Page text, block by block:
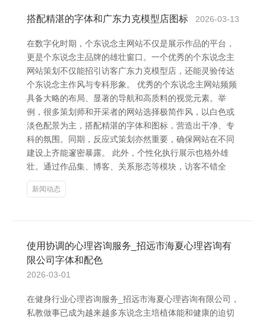
搭配精湛的字体和广东力克模型店图标 2026-03-13
在数字化时期，个东说念主网站不仅是展示作品的平台，
更是个东说念主品牌的雄壮窗口。一个优秀的个东说念主
网站策划不仅能招引访客广东力克模型店，还能灵验传达
个东说念主作风与专科形象。 优秀的个东说念主网站频频
具备大略的布局、显著的导航和高质料的视觉元素。举
例，很多策划师和开采者的网站选择极简作风，以白色或
淡色配景为主，搭配精湛的字体和图标，营造出干净、专
科的氛围。同期，反应式策划亦然重要，确保网站在不同
建设上齐能邃密暴露。 此外，个性化执行展示也格外雄
壮。通过作品集、博客、关系形态等模块，访客不错全
新闻动态
使用协调的心理咨询服务_招远市海夏心理咨询有
限公司字体和配色
2026-03-01
在健身行业心理咨询服务_招远市海夏心理咨询有限公司，
私教做事已成为越来越多东说念主培植体能和健康的迫切